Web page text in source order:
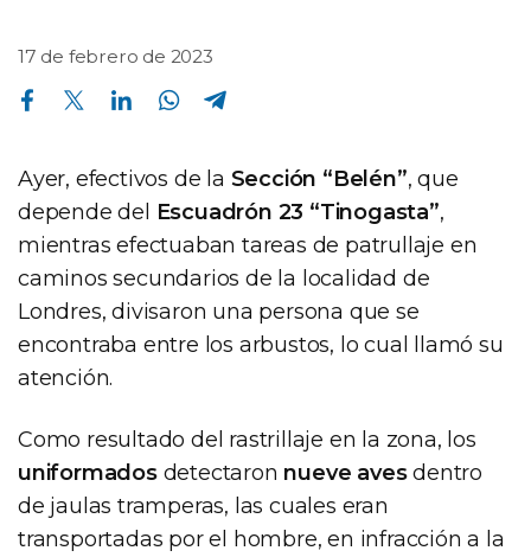
17 de febrero de 2023
Compartir en Facebook Compartir en Twitter Compartir en Linkedin Compartir en Whatsapp
Ayer, efectivos de la Sección “Belén”, que
depende del Escuadrón 23 “Tinogasta”,
mientras efectuaban tareas de patrullaje en
caminos secundarios de la localidad de
Londres, divisaron una persona que se
encontraba entre los arbustos, lo cual llamó su
atención.
Como resultado del rastrillaje en la zona, los
uniformadosdetectaron nueve avesdentro
de jaulas tramperas, las cuales eran
transportadas por el hombre, en infracción a la